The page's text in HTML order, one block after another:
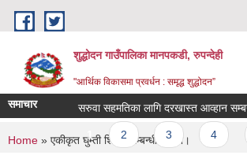
Skip to main content
शुद्धोदन गाउँपालिका मानपकडी, रुपन्देही
"आर्थिक विकासमा प्रवर्धन : समृद्ध शुद्धोदन”
समाचार सरुवा सहमतिका लागि दरखास्त आव्हान सम्बन्धमा |
Pages
1 2 3 4
You are here
Home » एकीकृत घुम्ती शिविर सम्बन्धी सूचना।